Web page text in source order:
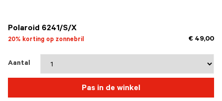
Polaroid 6241/S/X
20% korting op zonnebril € 49,00
Aantal
Pas in de winkel